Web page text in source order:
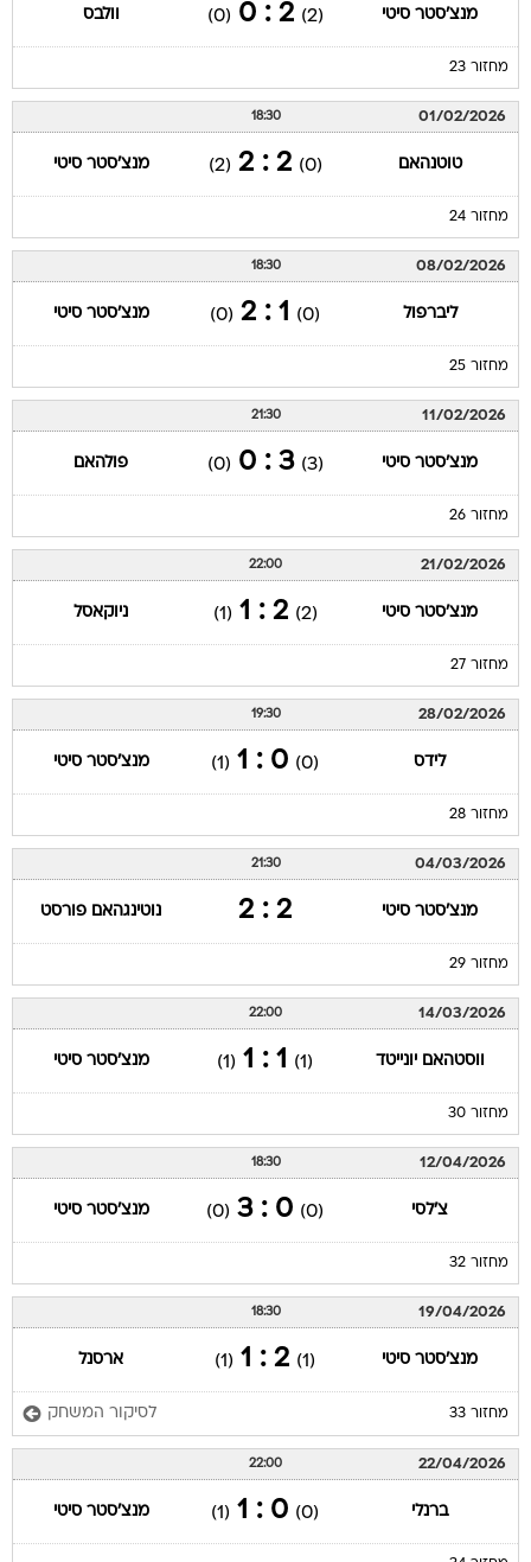
מנצ'סטר סיטי (2)
2 : 0
(0) וולבס
מחזור 23
01/02/2026
18:30
טוטנהאם (0)
2 : 2
(2) מנצ'סטר סיטי
מחזור 24
08/02/2026
18:30
ליברפול (0)
1 : 2
(0) מנצ'סטר סיטי
מחזור 25
11/02/2026
21:30
מנצ'סטר סיטי (3)
3 : 0
(0) פולהאם
מחזור 26
21/02/2026
22:00
מנצ'סטר סיטי (2)
2 : 1
(1) ניוקאסל
מחזור 27
28/02/2026
19:30
לידס (0)
0 : 1
(1) מנצ'סטר סיטי
מחזור 28
04/03/2026
21:30
מנצ'סטר סיטי 2 : 2 נוטינגהאם פורסט
מחזור 29
14/03/2026
22:00
ווסטהאם יונייטד (1)
1 : 1
(1) מנצ'סטר סיטי
מחזור 30
12/04/2026
18:30
צ'לסי (0)
0 : 3
(0) מנצ'סטר סיטי
מחזור 32
19/04/2026
18:30
מנצ'סטר סיטי (1)
2 : 1
(1) ארסנל
מחזור 33 לסיקור המשחק
22/04/2026
22:00
ברנלי (0)
0 : 1
(1) מנצ'סטר סיטי